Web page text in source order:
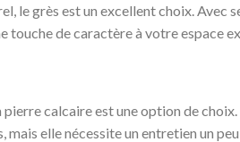
le grès est un excellent choix. Avec
touche de caractère à votre espace
calcaire est une option de
mais elle nécessite un entretien un